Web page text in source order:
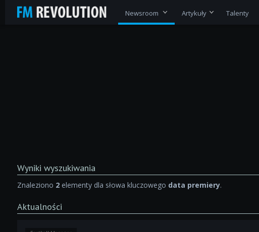
Newsroom Artykuły Talenty
Wyniki wyszukiwania
Znaleziono 2elementy dla słowa kluczowego data premiery.
Aktualności